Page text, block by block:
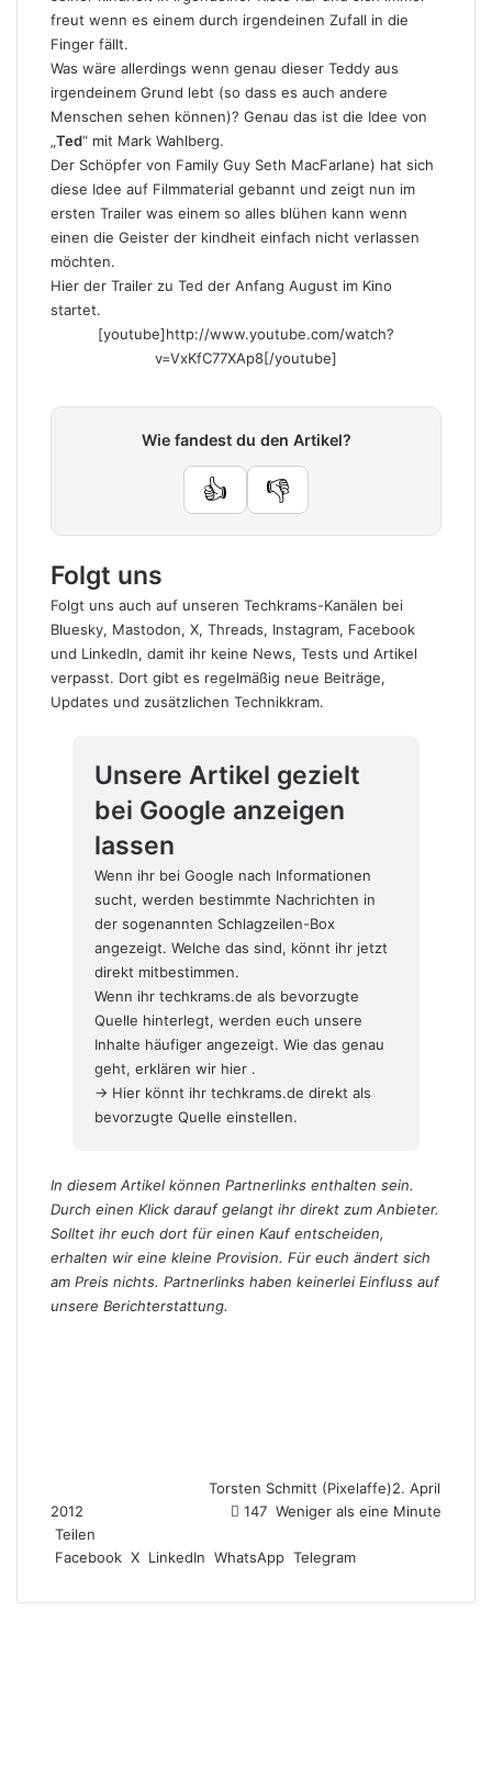
freut wenn es einem durch irgendeinen Zufall in die
Finger fällt.
Was wäre allerdings wenn genau dieser Teddy aus
irgendeinem Grund lebt (so dass es auch andere
Menschen sehen können)? Genau das ist die Idee von
„Ted“ mit Mark Wahlberg.
Der Schöpfer von Family Guy Seth MacFarlane) hat sich
diese Idee auf Filmmaterial gebannt und zeigt nun im
ersten Trailer was einem so alles blühen kann wenn
einen die Geister der kindheit einfach nicht verlassen
möchten.
Hier der Trailer zu Ted der Anfang August im Kino
startet.
[youtube]http://www.youtube.com/watch?
v=VxKfC77XAp8[/youtube]
Wie fandest du den Artikel?
👍 👎
Folgt uns
Folgt uns auch auf unseren Techkrams-Kanälen bei
Bluesky, Mastodon, X, Threads, Instagram, Facebook
und LinkedIn, damit ihr keine News, Tests und Artikel
verpasst. Dort gibt es regelmäßig neue Beiträge,
Updates und zusätzlichen Technikkram.
Unsere Artikel gezielt
bei Google anzeigen
lassen
Wenn ihr bei Google nach Informationen
sucht, werden bestimmte Nachrichten in
der sogenannten Schlagzeilen-Box
angezeigt. Welche das sind, könnt ihr jetzt
direkt mitbestimmen.
Wenn ihr techkrams.de als bevorzugte
Quelle hinterlegt, werden euch unsere
Inhalte häufiger angezeigt. Wie das genau
geht, erklären wir hier .
→ Hier könnt ihr techkrams.de direkt als
bevorzugte Quelle einstellen.
In diesem Artikel können Partnerlinks enthalten sein.
Durch einen Klick darauf gelangt ihr direkt zum Anbieter.
Solltet ihr euch dort für einen Kauf entscheiden,
erhalten wir eine kleine Provision. Für euch ändert sich
am Preis nichts. Partnerlinks haben keinerlei Einfluss auf
unsere Berichterstattung.
Torsten Schmitt (Pixelaffe)2. April
2012
147 Weniger als eine Minute
Teilen
Facebook X LinkedIn WhatsApp Telegram